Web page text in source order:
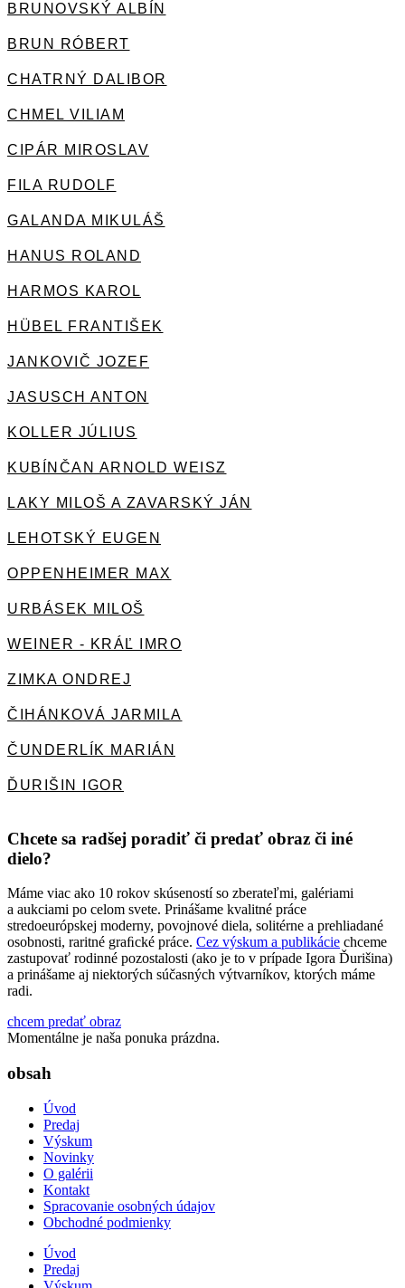
BRUNOVSKÝ ALBÍN
BRUN RÓBERT
CHATRNÝ DALIBOR
CHMEL VILIAM
CIPÁR MIROSLAV
FILA RUDOLF
GALANDA MIKULÁŠ
HANUS ROLAND
HARMOS KAROL
HÜBEL FRANTIŠEK
JANKOVIČ JOZEF
JASUSCH ANTON
KOLLER JÚLIUS
KUBÍNČAN ARNOLD WEISZ
LAKY MILOŠ A ZAVARSKÝ JÁN
LEHOTSKÝ EUGEN
OPPENHEIMER MAX
URBÁSEK MILOŠ
WEINER - KRÁĽ IMRO
ZIMKA ONDREJ
ČIHÁNKOVÁ JARMILA
ČUNDERLÍK MARIÁN
ĎURIŠIN IGOR
Chcete sa radšej poradiť či predať obraz či iné
dielo?
Máme viac ako 10 rokov skúseností so zberateľmi, galériami
a aukciami po celom svete. Prinášame kvalitné práce
stredoeurópskej moderny, povojnové diela, solitérne a prehliadané
osobnosti, raritné graﬁcké práce. Cez výskum a publikácie chceme
zastupovať rodinné pozostalosti (ako je to v prípade Igora Ďurišina)
a prinášame aj niektorých súčasných výtvarníkov, ktorých máme
radi.
chcem predať obraz
Momentálne je naša ponuka prázdna.
obsah
Úvod
Predaj
Výskum
Novinky
O galérii
Kontakt
Spracovanie osobných údajov
Obchodné podmienky
Úvod
Predaj